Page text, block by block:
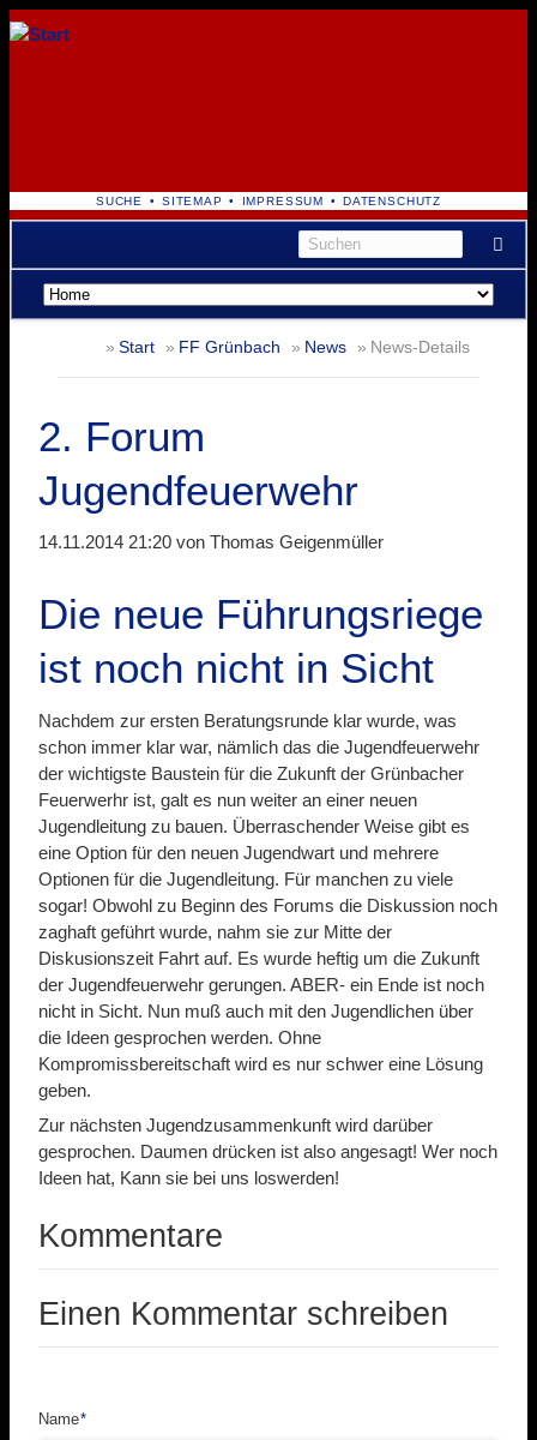
NAVIGATION
ÜBERSPRINGEN
SUCHE SITEMAP IMPRESSUM DATENSCHUTZ
Navigation
überspringen
Start FF Grünbach News News-Details
2. Forum
Jugendfeuerwehr
14.11.2014 21:20 von Thomas Geigenmüller
Die neue Führungsriege
ist noch nicht in Sicht
Nachdem zur ersten Beratungsrunde klar wurde, was
schon immer klar war, nämlich das die Jugendfeuerwehr
der wichtigste Baustein für die Zukunft der Grünbacher
Feuerwerhr ist, galt es nun weiter an einer neuen
Jugendleitung zu bauen. Überraschender Weise gibt es
eine Option für den neuen Jugendwart und mehrere
Optionen für die Jugendleitung. Für manchen zu viele
sogar! Obwohl zu Beginn des Forums die Diskussion noch
zaghaft geführt wurde, nahm sie zur Mitte der
Diskusionszeit Fahrt auf. Es wurde heftig um die Zukunft
der Jugendfeuerwehr gerungen. ABER- ein Ende ist noch
nicht in Sicht. Nun muß auch mit den Jugendlichen über
die Ideen gesprochen werden. Ohne
Kompromissbereitschaft wird es nur schwer eine Lösung
geben.
Zur nächsten Jugendzusammenkunft wird darüber
gesprochen. Daumen drücken ist also angesagt! Wer noch
Ideen hat, Kann sie bei uns loswerden!
Kommentare
Einen Kommentar schreiben
Pflichtfeld
Name*